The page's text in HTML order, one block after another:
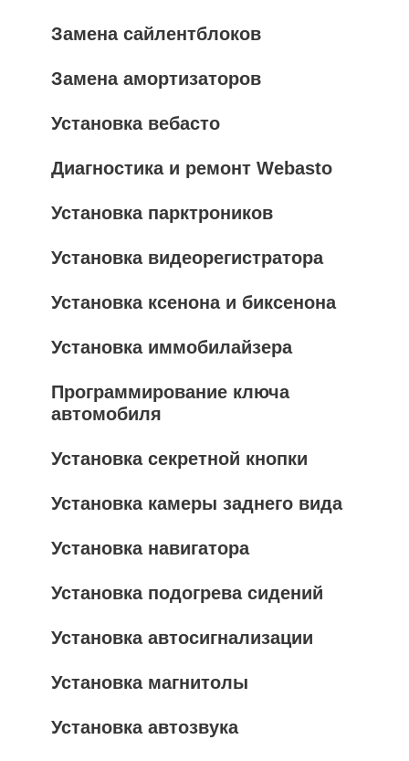
Замена сайлентблоков
Замена амортизаторов
Установка вебасто
Диагностика и ремонт Webasto
Установка парктроников
Установка видеорегистратора
Установка ксенона и биксенона
Установка иммобилайзера
Программирование ключа
автомобиля
Установка секретной кнопки
Установка камеры заднего вида
Установка навигатора
Установка подогрева сидений
Установка автосигнализации
Установка магнитолы
Установка автозвука